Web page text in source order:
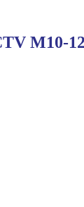
M10-